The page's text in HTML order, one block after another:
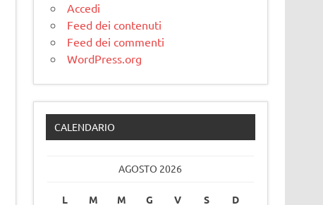
Accedi
Feed dei contenuti
Feed dei commenti
WordPress.org
CALENDARIO
AGOSTO 2026
L M M G V S D